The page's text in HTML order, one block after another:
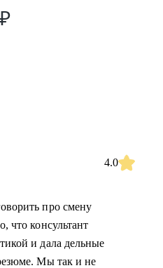
₽
4.0
про смену
что консультант
и дала дельные
Мы так и не